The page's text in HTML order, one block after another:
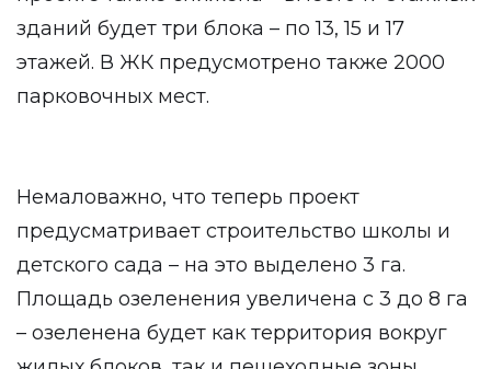
зданий будет три блока – по 13, 15 и 17
этажей. В ЖК предусмотрено также 2000
парковочных мест.
Немаловажно, что теперь проект
предусматривает строительство школы и
детского сада – на это выделено 3 га.
Площадь озеленения увеличена с 3 до 8 га
– озеленена будет как территория вокруг